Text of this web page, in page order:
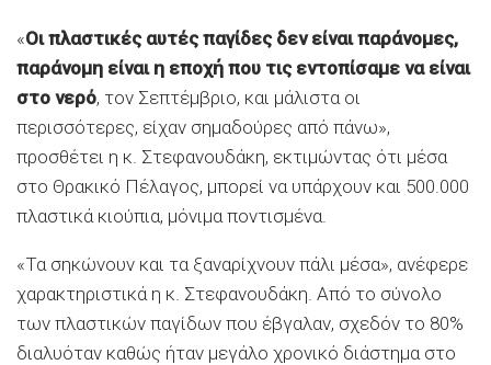
«Οι πλαστικές αυτές παγίδες δεν είναι παράνομες,
παράνομη είναι η εποχή που τις εντοπίσαμε να είναι
στο νερό, τον Σεπτέμβριο, και μάλιστα οι
περισσότερες, είχαν σημαδούρες από πάνω»,
προσθέτει η κ. Στεφανουδάκη, εκτιμώντας ότι μέσα
στο Θρακικό Πέλαγος, μπορεί να υπάρχουν και 500.000
πλαστικά κιούπια, μόνιμα ποντισμένα.
«Τα σηκώνουν και τα ξαναρίχνουν πάλι μέσα», ανέφερε
χαρακτηριστικά η κ. Στεφανουδάκη. Από το σύνολο
των πλαστικών παγίδων που έβγαλαν, σχεδόν το 80%
διαλυόταν καθώς ήταν μεγάλο χρονικό διάστημα στο